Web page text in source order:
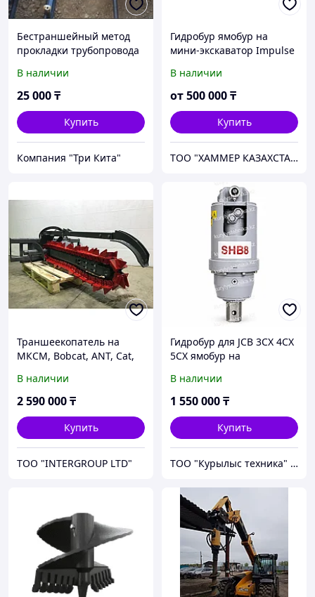
Бестраншейный метод
прокладки трубопровода
покрытие Установка труб
ДУ 63 до ДУ 150
В наличии
25 000₸
Купить
Компания "Три Кита"
Гидробур ямобур на
мини-экскаватор Impulse
В наличии
от500 000₸
Купить
ТОО "ХАММЕР КАЗАХСТАН"
Траншеекопатель на
МКСМ, Bobcat, ANT, Cat,
Case Hyundai, Hitachi и
д.р.
В наличии
2 590 000₸
Купить
ТОО "INTERGROUP LTD"
Гидробур для JCB 3CX 4CX
5CX ямобур на
10 тонн
В наличии
1 550 000₸
Купить
ТОО "Курылыс техника" Алматы